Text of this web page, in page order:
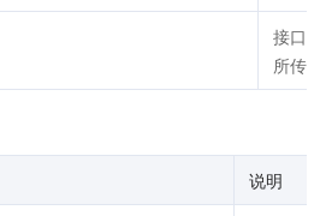
接口
所传
说明